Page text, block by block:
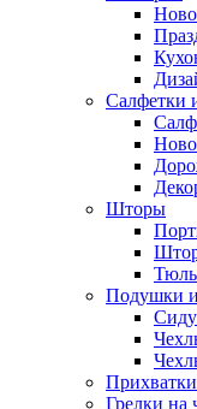
Салфетки
Шторы
Тюль
Подушки и
Грелки на